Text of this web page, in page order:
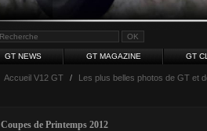
GT NEWS GT MAGAZINE GT
Accueil V12 GT / Les plus belles photos de GT et
Coupes de Printemps 2012